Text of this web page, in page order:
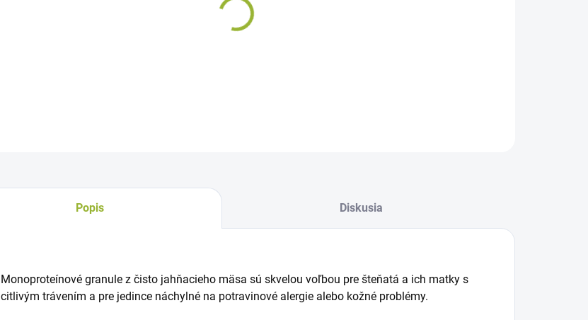
Popis Diskusia
Monoproteínové granule z čisto jahňacieho mäsa sú skvelou voľbou pre šteňatá a ich matky s
citlivým trávením a pre jedince náchylné na potravinové alergie alebo kožné problémy.